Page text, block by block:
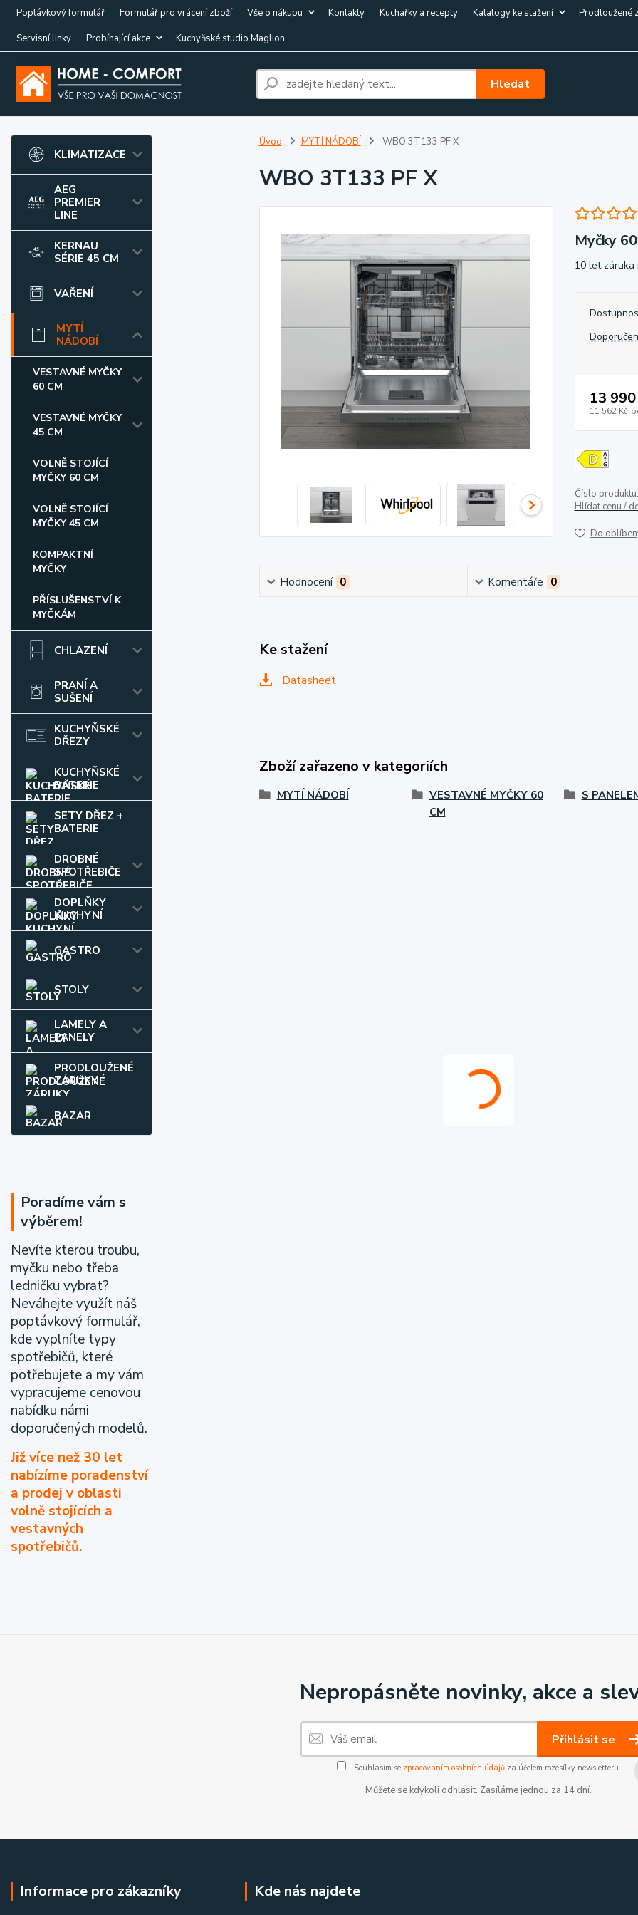
Poptávkový formulář Formulář pro vrácení zboží Vše o nákupu Kontakty Kuchařky a recepty Katalogy ke stažení
Prodloužené
Servisní linky
Probíhající akce Kuchyňské studio Maglion
Hledat
KLIMATIZACE
AEG
PREMIER
LINE
KERNAU
SÉRIE 45 CM
VAŘENÍ
MYTÍ
NÁDOBÍ
VESTAVNÉ MYČKY
60 CM
VESTAVNÉ MYČKY
45 CM
VOLNĚ STOJÍCÍ
MYČKY 60 CM
VOLNĚ STOJÍCÍ
MYČKY 45 CM
KOMPAKTNÍ
MYČKY
PŘÍSLUŠENSTVÍ K
MYČKÁM
CHLAZENÍ
PRANÍ A
SUŠENÍ
KUCHYŇSKÉ
DŘEZY
KUCHYŇSKÉ
BATERIE
SETY DŘEZ +
BATERIE
DROBNÉ
SPOTŘEBIČE
DOPLŇKY
KUCHYNÍ
GASTRO
STOLY
LAMELY A
PANELY
PRODLOUŽENÉ
ZÁRUKY
BAZAR
Poradíme vám s
výběrem!
Nevíte kterou troubu,
myčku nebo třeba
ledničku vybrat?
Neváhejte využít náš
poptávkový formulář,
kde vyplníte typy
spotřebičů, které
potřebujete a my vám
vypracujeme cenovou
nabídku námi
doporučených modelů.
Již více než 30 let
nabízíme poradenství
a prodej v oblasti
volně stojících a
vestavných
spotřebičů.
Úvod MYTÍ NÁDOBÍ WBO 3T133 PF X
WBO 3T133 PF X
Myčky
10 let
13
11 562 Kč
Číslo produktu:
Hlídat cenu /
Do
Hodnocení 0 Komentáře 0
Ke stažení
Datasheet
Zboží zařazeno v kategoriích
MYTÍ NÁDOBÍ
VESTAVNÉ MYČKY 60
CM
S
Nepropásněte novinky, akce a
Přihlásit se
Souhlasím se zpracováním osobních údajůza účelem rozesílky newsletteru.
Můžete se kdykoli odhlásit. Zasíláme jednou za 14 dní.
Informace pro zákazníky Kde nás najdete